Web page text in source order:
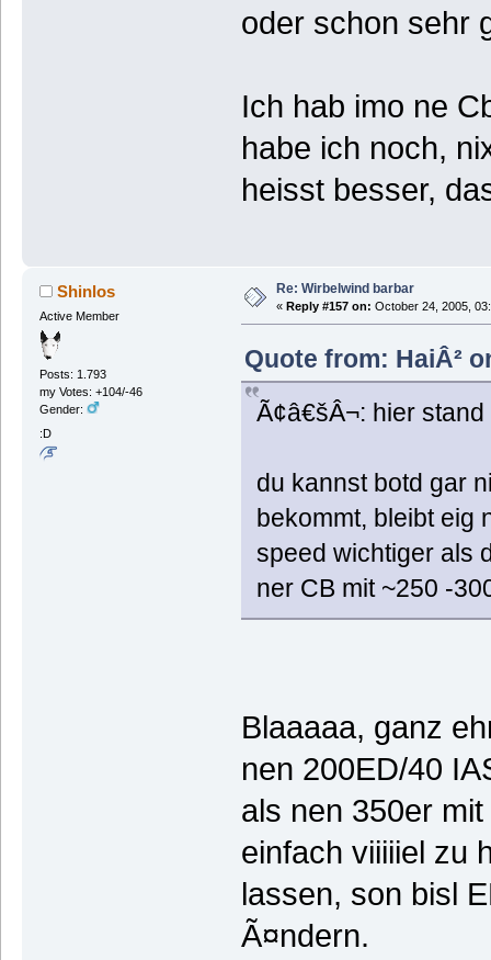
oder schon sehr
Ich hab imo ne
habe ich noch,
heisst besser,
Shinlos
Active Member
Posts: 1.793
my Votes: +104/-46
Gender:
:D
Re: Wirbelwind barbar
« Reply #157 on: October 24, 2005,
Quote from: HaiÂ²
Ã¢â€šÂ¬: hier
du kannst botd gar
bekommt, bleibt eig
speed wichtiger als
ner CB mit ~250 -
Blaaaaa, ganz
nen 200ED/40
als nen 350er
einfach viiiiiel zu
lassen, son bisl
Ã¤ndern.